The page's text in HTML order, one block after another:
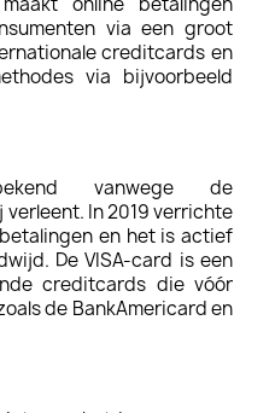
via een groot
creditcards en
via bijvoorbeeld
vanwege de
In 2019 verrichte
en het is actief
De VISA-card is een
creditcards die vóór
de BankAmericard en